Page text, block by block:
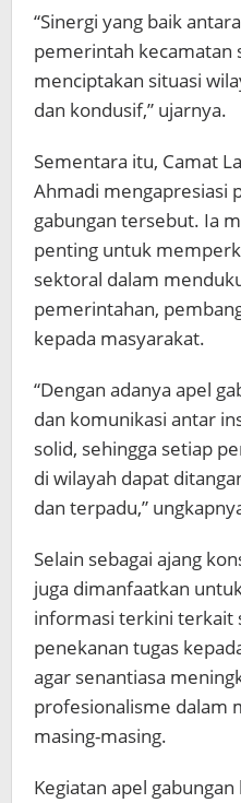
“Sinergi yang baik
pemerintah kecamatan
menciptakan situasi
dan kondusif,” ujarnya.
Sementara itu, Camat
Ahmadi mengapresiasi
gabungan tersebut. Ia
penting untuk
sektoral dalam
pemerintahan,
kepada masyarakat.
“Dengan adanya apel
dan komunikasi antar
solid, sehingga setiap
di wilayah dapat
dan terpadu,”
Selain sebagai ajang
juga dimanfaatkan
informasi terkini terkait
penekanan tugas
agar senantiasa
profesionalisme dalam
masing-masing.
Kegiatan apel